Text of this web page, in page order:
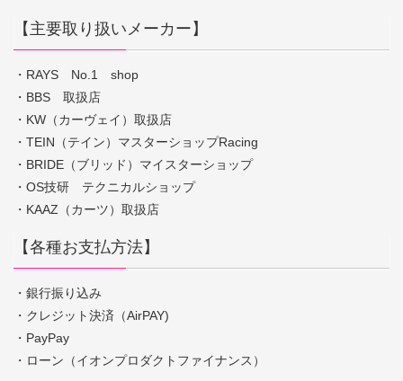
【主要取り扱いメーカー】
・RAYS No.1 shop
・BBS 取扱店
・KW（カーヴェイ）取扱店
・TEIN（テイン）マスターショップRacing
・BRIDE（ブリッド）マイスターショップ
・OS技研 テクニカルショップ
・KAAZ（カーツ）取扱店
【各種お支払方法】
・銀行振り込み
・クレジット決済（AirPAY)
・PayPay
・ローン（イオンプロダクトファイナンス）